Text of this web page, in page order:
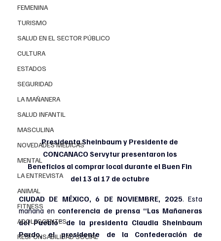
FEMENINA
TURISMO
SALUD EN EL SECTOR PÚBLICO
CULTURA
ESTADOS
SEGURIDAD
LA MAÑANERA
SALUD INFANTIL
MASCULINA
NOVEDADES MEDICAS
MENTAL
LA ENTREVISTA
ANIMAL
FITNESS
ADOLESCENTES
RESPONSABILIDAD SOCIAL
Presidenta Sheinbaum y Presidente de
CONCANACO Servytur presentaron los
Beneficios al comprar local durante el Buen Fin
del 13 al 17 de octubre
CIUDAD DE MÉXICO, 6 DE NOVIEMBRE, 2025. Esta
mañana en conferencia de prensa “Las Mañaneras
del Pueblo” de la presidenta Claudia Sheinbaum
Pardo, el presidente de la Confederación de